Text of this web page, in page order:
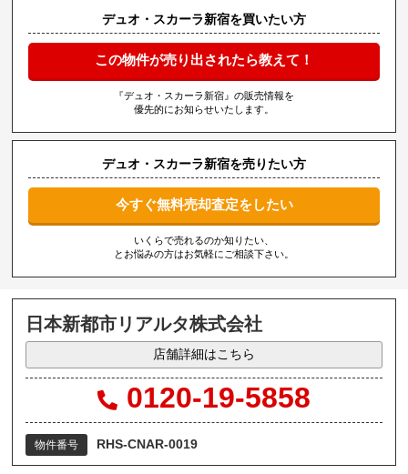
デュオ・スカーラ新宿を買いたい方
この物件が売り出されたら教えて！
『デュオ・スカーラ新宿』の販売情報を
優先的にお知らせいたします。
デュオ・スカーラ新宿を売りたい方
今すぐ無料売却査定をしたい
いくらで売れるのか知りたい、
とお悩みの方はお気軽にご相談下さい。
日本新都市リアルタ株式会社
店舗詳細はこちら
0120-19-5858
物件番号 RHS-CNAR-0019